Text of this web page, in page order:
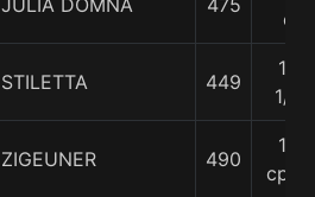
JULIA DOMNA 475
c
STILETTA 449
12
1/4
ZIGEUNER 490
13
cpos